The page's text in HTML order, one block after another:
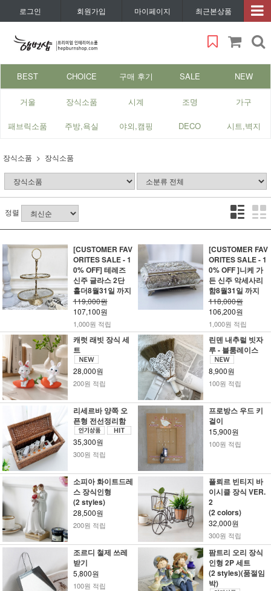
로그인 회원가입 마이페이지 최근본상품
BEST CHOICE 구매 후기 SALE NEW
거울 장식소품 시계 조명 가구
패브릭소품 주방,욕실 야외,캠핑 DECO 시트,벽지
장식소품 장식소품
정렬
[CUSTOMER FAV
ORITES SALE - 1
0% OFF] 테레즈
신주 글라스 2단
홀더8월31일 까지
119,000원
107,100원
1,000원 적립
[CUSTOMER FAV
ORITES SALE - 1
0% OFF ]니케 가
든 신주 악세사리
함8월31일 까지
118,000원
106,200원
1,000원 적립
캐럿 래빗 장식 세
트
28,000원
200원 적립
린덴 내추럴 빗자
루 - 블룸레이스
8,900원
100원 적립
리세르바 양쪽 오
픈형 전선정리함
35,300원
300원 적립
프로방스 우드 키
걸이
15,900원
100원 적립
소피아 화이트드레
스 장식인형
(2 styles)
28,500원
200원 적립
플뢰르 빈티지 바
이시클 장식 VER.
2
(2 colors)
32,000원
300원 적립
조르디 철제 쓰레
받기
5,800원
100원 적립
팜트리 오리 장식
인형 2P 세트
(2 styles)(품절임
박)